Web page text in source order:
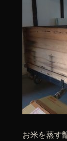
お米を蒸す